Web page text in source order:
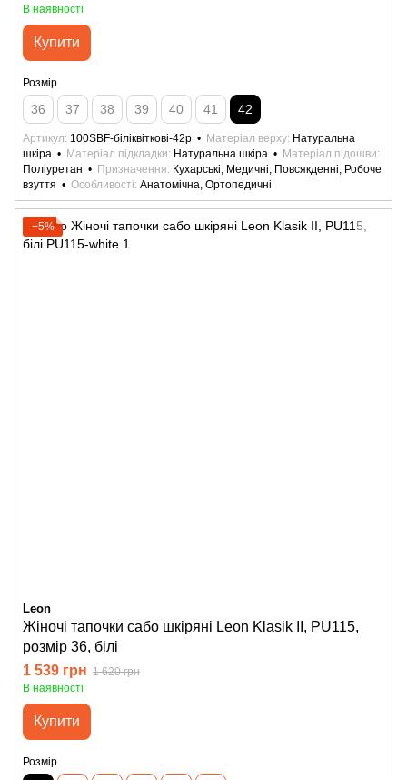
В наявності
Купити
Розмір
36 37 38 39 40 41 42
Артикул 100SBF-біліквіткові-42р Матеріал верху Натуральна
шкіра
Матеріал підкладки Натуральна шкіра
Матеріал підошви
Поліуретан
Призначення
Кухарські, Медичні, Повсякденні, Робоче
взуття
Особливості Анатомічна, Ортопедичні
−5%
Leon
Жіночі тапочки сабо шкіряні Leon Klasik II, PU115,
розмір 36, білі
1 539 грн 1 620 грн
В наявності
Купити
Розмір